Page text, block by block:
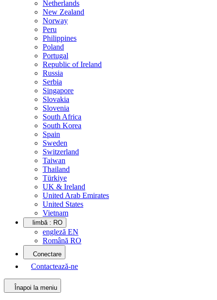
Netherlands
New Zealand
Norway
Peru
Philippines
Poland
Portugal
Republic of Ireland
Russia
Serbia
Singapore
Slovakia
Slovenia
South Africa
South Korea
Spain
Sweden
Switzerland
Taiwan
Thailand
Türkiye
UK & Ireland
United Arab Emirates
United States
Vietnam
limbă : RO
engleză EN
Română RO
Conectare
Contactează-ne
Înapoi la meniu